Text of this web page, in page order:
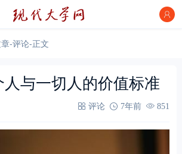
-评论-正文
与一切人的价值标准
评论 7年前 851